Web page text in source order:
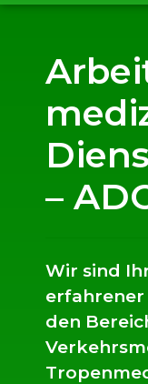
–
Wir sind
den